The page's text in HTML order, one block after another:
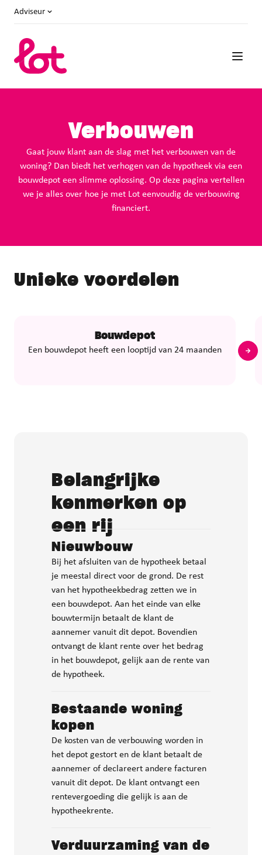
Adviseur
Verbouwen
Gaat jouw klant aan de slag met het verbouwen van de
woning? Dan biedt het verhogen van de hypotheek via een
bouwdepot een slimme oplossing. Op deze pagina vertellen
we je alles over hoe je met Lot eenvoudig de verbouwing
financiert.
Unieke voordelen
Bouwdepot
Een bouwdepot heeft een looptijd van 24 maanden
Belangrijke
kenmerken op
een rij
Nieuwbouw
Bij het afsluiten van de hypotheek betaal
je meestal direct voor de grond. De rest
van het hypotheekbedrag zetten we in
een bouwdepot. Aan het einde van elke
bouwtermijn betaalt de klant de
aannemer vanuit dit depot. Bovendien
ontvangt de klant rente over het bedrag
in het bouwdepot, gelijk aan de rente van
de hypotheek.
Bestaande woning
kopen
De kosten van de verbouwing worden in
het depot gestort en de klant betaalt de
aannemer of declareert andere facturen
vanuit dit depot. De klant ontvangt een
rentevergoeding die gelijk is aan de
hypotheekrente.
Verduurzaming van de